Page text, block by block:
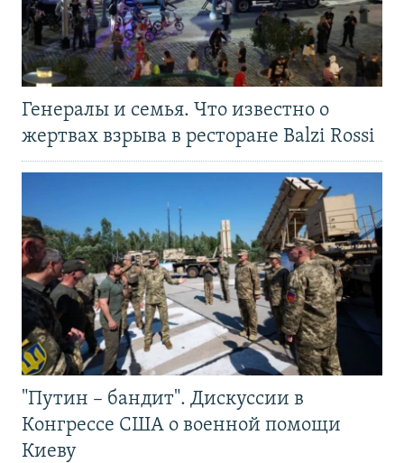
Генералы и семья. Что известно о
жертвах взрыва в ресторане Balzi Rossi
"Путин – бандит". Дискуссии в
Конгрессе США о военной помощи
Киеву